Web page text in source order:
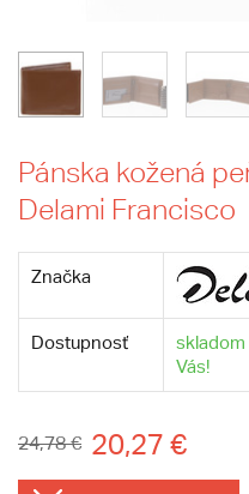
Pánska kožená
Delami Francisco
Značka
Dostupnosť
skladom
Vás!
24,78 € 20,27 €